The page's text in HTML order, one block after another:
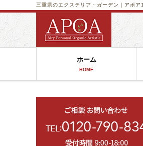
三重県のエクステリア・ガーデン｜アポア
ホーム
HOME